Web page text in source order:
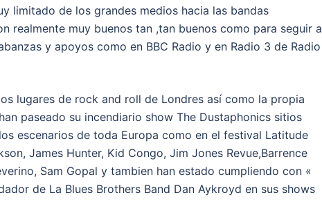
limitado de los grandes medios hacia las bandas
realmente muy buenos tan ,tan buenos como para seguir a
y apoyos como en BBC Radio y en Radio 3 de Radio
lugares de rock and roll de Londres así como la propia
paseado su incendiario show The Dustaphonics sitios
escenarios de toda Europa como en el festival Latitude
James Hunter, Kid Congo, Jim Jones Revue,Barrence
Sam Gopal y tambien han estado cumpliendo con «
de La Blues Brothers Band Dan Aykroyd en sus shows